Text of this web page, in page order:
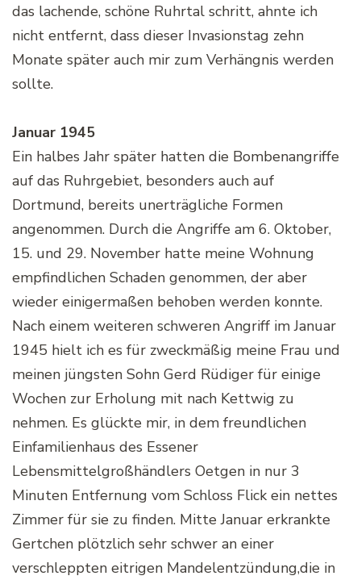
das lachende, schöne Ruhrtal schritt, ahnte ich
nicht entfernt, dass dieser Invasionstag zehn
Monate später auch mir zum Verhängnis werden
sollte.
Januar 1945
Ein halbes Jahr später hatten die Bombenangriffe
auf das Ruhrgebiet, besonders auch auf
Dortmund, bereits unerträgliche Formen
angenommen. Durch die Angriffe am 6. Oktober,
15. und 29. November hatte meine Wohnung
empfindlichen Schaden genommen, der aber
wieder einigermaßen behoben werden konnte.
Nach einem weiteren schweren Angriff im Januar
1945 hielt ich es für zweckmäßig meine Frau und
meinen jüngsten Sohn Gerd Rüdiger für einige
Wochen zur Erholung mit nach Kettwig zu
nehmen. Es glückte mir, in dem freundlichen
Einfamilienhaus des Essener
Lebensmittelgroßhändlers Oetgen in nur 3
Minuten Entfernung vom Schloss Flick ein nettes
Zimmer für sie zu finden. Mitte Januar erkrankte
Gertchen plötzlich sehr schwer an einer
verschleppten eitrigen Mandelentzündung,die in